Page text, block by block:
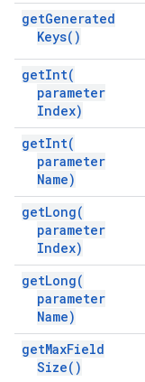
getGenerated
Keys( )
getInt(
parameter
Index)
getInt(
parameter
Name)
getLong(
parameter
Index)
getLong(
parameter
Name)
getMaxField
Size( )